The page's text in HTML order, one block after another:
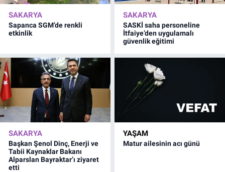
SAKARYA
Sapanca SGM’de renkli
etkinlik
SAKARYA
SASKİ saha personeline
İtfaiye’den uygulamalı
güvenlik eğitimi
SAKARYA
Başkan Şenol Dinç, Enerji ve
Tabii Kaynaklar Bakanı
Alparslan Bayraktar’ı ziyaret
etti
YAŞAM
Matur ailesinin acı günü